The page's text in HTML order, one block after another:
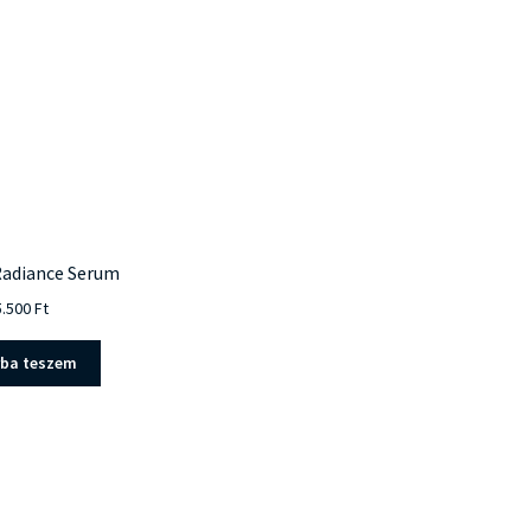
Serum
Ft
teszem